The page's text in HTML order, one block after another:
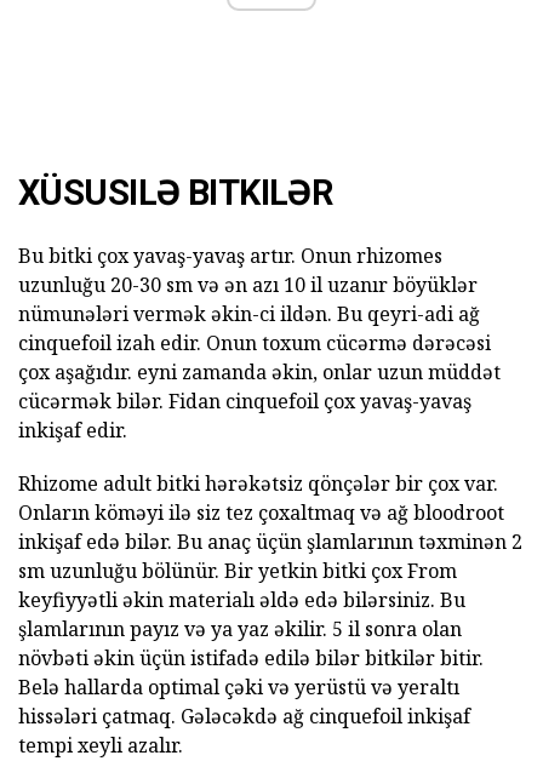
XÜSUSILƏ BITKILƏR
Bu bitki çox yavaş-yavaş artır. Onun rhizomes
uzunluğu 20-30 sm və ən azı 10 il uzanır böyüklər
nümunələri vermək əkin-ci ildən. Bu qeyri-adi ağ
cinquefoil izah edir. Onun toxum cücərmə dərəcəsi
çox aşağıdır. eyni zamanda əkin, onlar uzun müddət
cücərmək bilər. Fidan cinquefoil çox yavaş-yavaş
inkişaf edir.
Rhizome adult bitki hərəkətsiz qönçələr bir çox var.
Onların köməyi ilə siz tez çoxaltmaq və ağ bloodroot
inkişaf edə bilər. Bu anaç üçün şlamlarının təxminən 2
sm uzunluğu bölünür. Bir yetkin bitki çox From
keyfiyyətli əkin materialı əldə edə bilərsiniz. Bu
şlamlarının payız və ya yaz əkilir. 5 il sonra olan
növbəti əkin üçün istifadə edilə bilər bitkilər bitir.
Belə hallarda optimal çəki və yerüstü və yeraltı
hissələri çatmaq. Gələcəkdə ağ cinquefoil inkişaf
tempi xeyli azalır.